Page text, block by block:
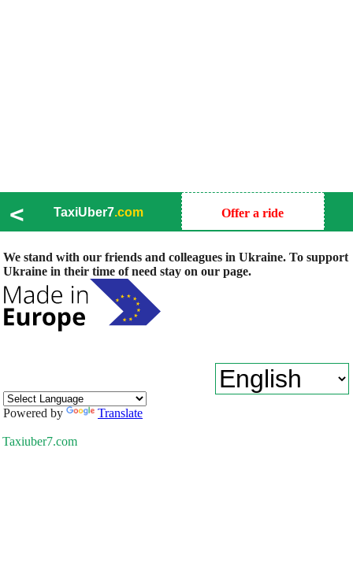
< TaxiUber7.com Offer a ride
We stand with our friends and colleagues in Ukraine. To support
Ukraine in their time of need stay on our page.
Powered by Translate
Taxiuber7.com